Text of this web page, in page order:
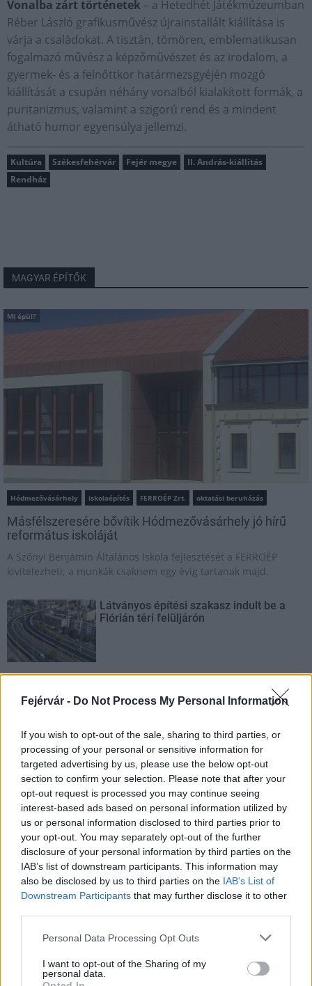
Fejérvár - Do Not Process My Personal Information
If you wish to opt-out of the sale, sharing to third parties, or
processing of your personal or sensitive information for
targeted advertising by us, please use the below opt-out
section to confirm your selection. Please note that after your
opt-out request is processed you may continue seeing
interest-based ads based on personal information utilized by
us or personal information disclosed to third parties prior to
your opt-out. You may separately opt-out of the further
disclosure of your personal information by third parties on the
IAB’s list of downstream participants. This information may
also be disclosed by us to third parties on the IAB’s List of
Downstream Participants that may further disclose it to other
Please note that this website/app uses one or more Google
not limited to your visit or usage behaviour. You may click to
grant or deny consent to Google and its third-party tags to
Personal Data Processing Opt Outs
I want to opt-out of the Sharing of my
personal data.
Vonalba zárt történetek – a Hetedhét Játékmúzeumban
Réber László grafikusművész újrainstallált kiállítása is
várja a családokat. A tisztán, tömören, emblematikusan
fogalmazó művész a képzőművészet és az irodalom, a
gyermek- és a felnőttkor határmezsgyéjén mozgó
kiállítását a csupán néhány vonalból kialakított formák, a
puritanizmus, valamint a szigorú rend és a mindent
átható humor egyensúlya jellemzi.
Kultúra Székesfehérvár Fejér megye
II. András-kiállítás
Rendház
MAGYAR ÉPÍTŐK
Mi épül?
Hódmezővásárhely iskolaépítés FERROÉP Zrt. oktatási beruházás
Másfélszeresére bővítik Hódmezővásárhely jó hírű
református iskoláját
A Szőnyi Benjámin Általános Iskola fejlesztését a FERROÉP
kivitelezheti; a munkák csaknem egy évig tartanak majd.
Látványos építési szakasz indult be a
Flórián téri felüljárón
mérföldköve a felülvizsgálat
árnyékában?
Elkészült a Liszt Ferenc repülőtér
közelében lévő logisztikai bázis út- és
közműhálózatának fejlesztése
Látlelet a hazai víziközművekről?
Egyetlen, fél évszázados vezetéken
múlt Bicske vízellátása
Helyi hírek